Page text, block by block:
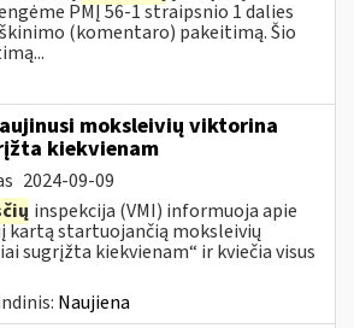
PMĮ 56-1 straipsnio 1 dalies
(komentaro) pakeitimą. Šio
moksleivių viktorina
kiekvienam
2024-09-09
inspekcija (VMI) informuoja apie
kartą startuojančią moksleivių
sugrįžta kiekvienam“ ir kviečia visus
Naujiena